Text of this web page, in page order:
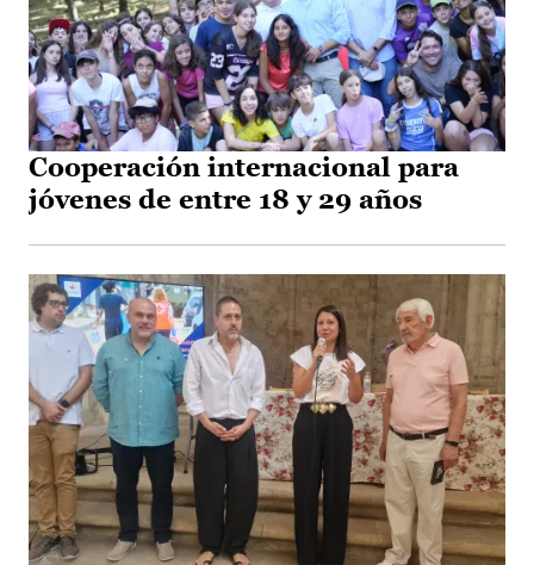
Cooperación internacional para
jóvenes de entre 18 y 29 años